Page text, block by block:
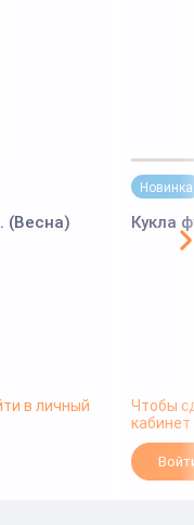
(Весна)
в личный
Новинка
Кукла
Чтобы
кабинет